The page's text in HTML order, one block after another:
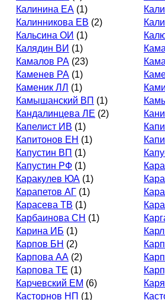
Калинина ЕА (1)
Калинникова ЕВ (2)
Кальсина ОИ (1)
Калядин ВИ (1)
Камалов РА (23)
Каменев РА (1)
Каменик ЛЛ (1)
Камышанский ВП (1)
Кандалинцева ЛЕ (2)
Капелист ИВ (1)
Капитонов ЕН (1)
Капустин ВП (1)
Капустин РФ (1)
Каракулев ЮА (1)
Карапетов АГ (1)
Карасева ТВ (1)
Карбаинова СН (1)
Карина ИБ (1)
Карпов БН (2)
Карпова АА (2)
Карпова ТЕ (1)
Карчевский ЕМ (6)
Касторнов НП (1)